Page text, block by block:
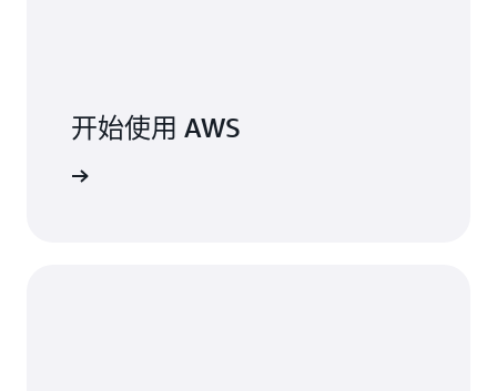
所有区域发布中都包含以下核心服务：Access Analyzer、
Amazon API Gateway、AWS AppConfig、AWS
开始使用 AWS